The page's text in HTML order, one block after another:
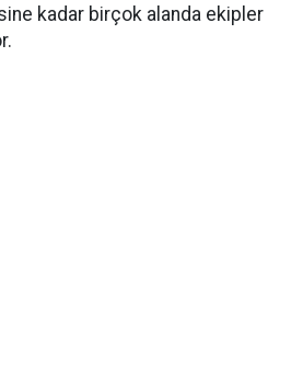
kadar birçok alanda ekipler